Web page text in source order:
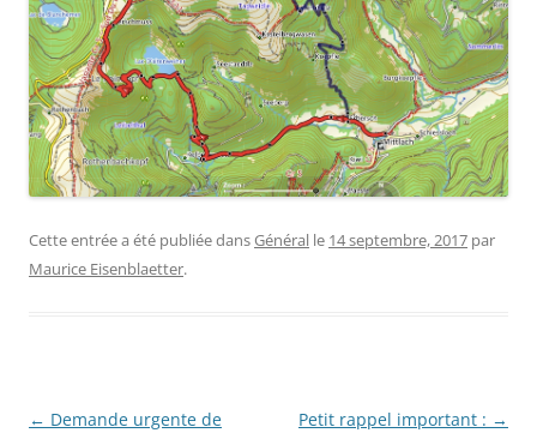
Cette entrée a été publiée dansGénéral le 14 septembre, 2017 par
Maurice Eisenblaetter.
Navigation
← Demande urgente de
Petit rappel important : →